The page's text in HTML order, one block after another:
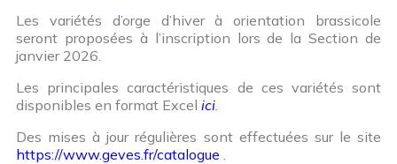
Les variétés d’orge d’hiver à orientation brassicole
seront proposées à l’inscription lors de la Section de
janvier 2026.
Les principales caractéristiques de ces variétés sont
disponibles en format Excel ici
Des mises à jour régulières sont effectuées sur le site
https://www.geves.fr/catalogue